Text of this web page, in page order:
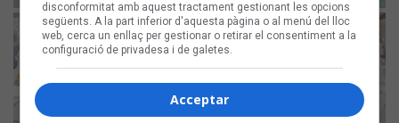
disconformitat amb aquest tractament gestionant les opcions
següents. A la part inferior d'aquesta pàgina o al menú del lloc
web, cerca un enllaç per gestionar o retirar el consentiment a la
configuració de privadesa i de galetes.
Acceptar